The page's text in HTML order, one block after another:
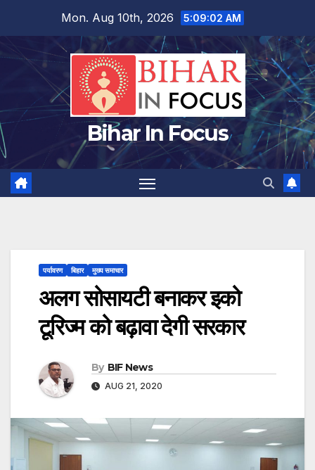
content
Mon. Aug 10th, 2026 5:09:03 AM
Bihar In Focus
पर्यावरण बिहार मुख्य समाचार
अलग सोसायटी बनाकर इको
टूरिज्म को बढ़ावा देगी सरकार
By BIF News
AUG 21, 2020